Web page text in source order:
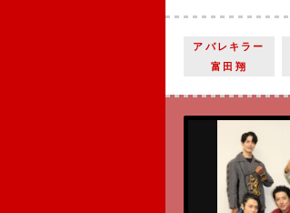
アバレキラー
富田翔